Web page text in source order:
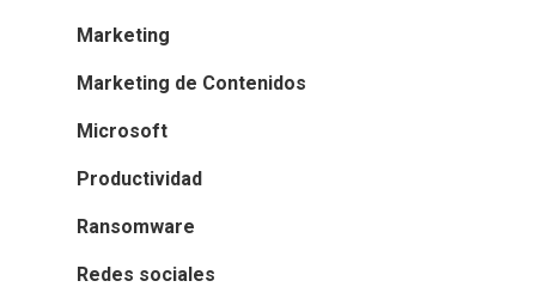
Marketing
Marketing de Contenidos
Microsoft
Productividad
Ransomware
Redes sociales